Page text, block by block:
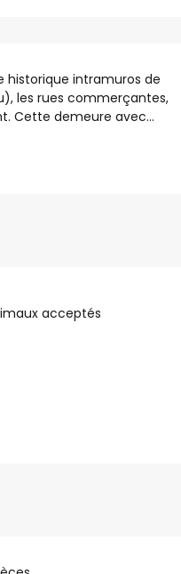
historique intramuros de
les rues commerçantes,
Cette demeure avec...
acceptés